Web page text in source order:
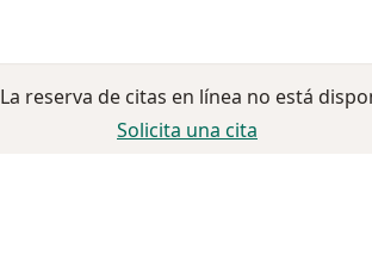
La reserva de citas en línea no está
Solicita una cita